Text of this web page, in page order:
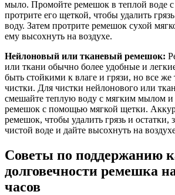
мыло. Промойте ремешок в теплой воде
протрите его щеткой, чтобы удалить
воду. Затем протрите ремешок сухой
ему высохнуть на воздухе.
Нейлоновый или тканевый ремешок:
или ткани обычно более удобные и
быть стойкими к влаге и грязи, но все же
чистки. Для чистки нейлонового или
смешайте теплую воду с мягким мылом и
ремешок с помощью мягкой щетки.
ремешок, чтобы удалить грязь и остатки,
чистой воде и дайте высохнуть на
Советы по поддержанию
долговечности ремешка
часов